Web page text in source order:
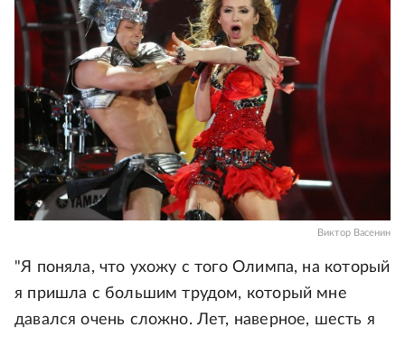
Виктор Васенин
"Я поняла, что ухожу с того Олимпа, на который
я пришла с большим трудом, который мне
давался очень сложно. Лет, наверное, шесть я